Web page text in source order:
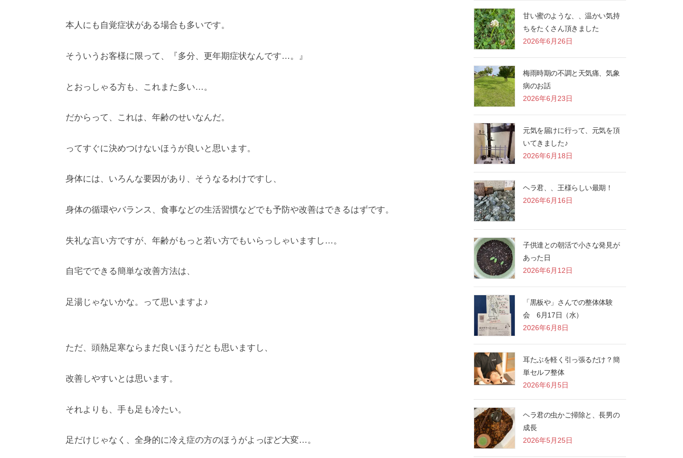
本人にも自覚症状がある場合も多いです。
そういうお客様に限って、『多分、更年期症状なんです…。』
とおっしゃる方も、これまた多い…。
だからって、これは、年齢のせいなんだ。
ってすぐに決めつけないほうが良いと思います。
身体には、いろんな要因があり、そうなるわけですし、
身体の循環やバランス、食事などの生活習慣などでも予防や改善はできるはずです。
失礼な言い方ですが、年齢がもっと若い方でもいらっしゃいますし…。
自宅でできる簡単な改善方法は、
足湯じゃないかな。って思いますよ♪
ただ、頭熱足寒ならまだ良いほうだとも思いますし、
改善しやすいとは思います。
それよりも、手も足も冷たい。
足だけじゃなく、全身的に冷え症の方のほうがよっぽど大変…。
甘い蜜のような、、温かい気持
ちをたくさん頂きました
2026年6月26日
梅雨時期の不調と天気痛、気象
病のお話
2026年6月23日
元気を届けに行って、元気を頂
いてきました♪
2026年6月18日
ヘラ君、、王様らしい最期！
2026年6月16日
子供達との朝活で小さな発見が
あった日
2026年6月12日
「黒板や」さんでの整体体験
会 6月17日（水）
2026年6月8日
耳たぶを軽く引っ張るだけ？簡
単セルフ整体
2026年6月5日
ヘラ君の虫かご掃除と、長男の
成長
2026年5月25日